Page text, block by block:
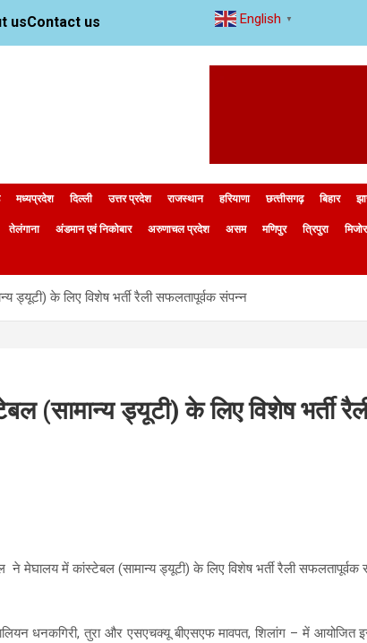
usContact us
मध्यप्रदेश दिल्ली उत्तर प्रदेश राजस्थान हरियाणा छत्‍तीसगढ़ बिहार
तेलंगाना अंडमान एवं निकोबार अरुणाचल प्रदेश असम मणिपुर त्रिपुरा
ड्यूटी) के लिए विशेष भर्ती रैली सफलतापूर्वक संपन्न
(सामान्य ड्यूटी) के लिए विशेष भर्ती
ने मेघालय में कांस्टेबल (सामान्य ड्यूटी) के लिए विशेष भर्ती रैली
धनकगिरी, तुरा और एसएचक्यू बीएसएफ मावपत, शिलांग – में आयोजित
English ▼